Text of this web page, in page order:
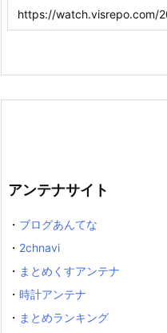
アンテナサイト
・ ブログあんてな
・ 2chnavi
・ まとめくすアンテナ
・ 時計アンテナ
・ まとめランキング